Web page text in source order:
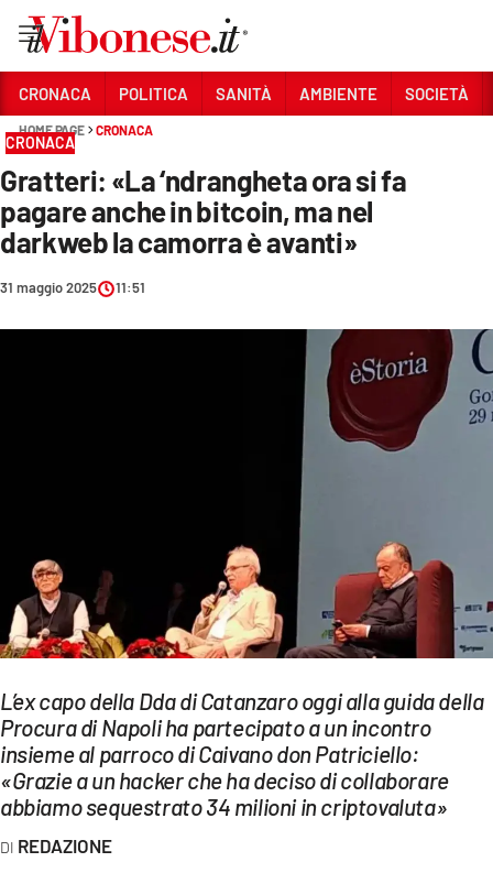
Sezioni
CRONACA
POLITICA
Streaming
LAC TV
LAC NETWORK
LAC ONAIR
LaC
CRONACA POLITICA SANITÀ AMBIENTE SOCIETÀ
HOME PAGE CRONACA
CRONACA
Gratteri: «La ‘ndrangheta ora si fa
pagare anche in bitcoin, ma nel
darkweb la camorra è avanti»
31 maggio 2025 11:51
L’ex capo della Dda di Catanzaro oggi alla guida della
Procura di Napoli ha partecipato a un incontro
insieme al parroco di Caivano don Patriciello:
«Grazie a un hacker che ha deciso di collaborare
abbiamo sequestrato 34 milioni in criptovaluta»
REDAZIONE